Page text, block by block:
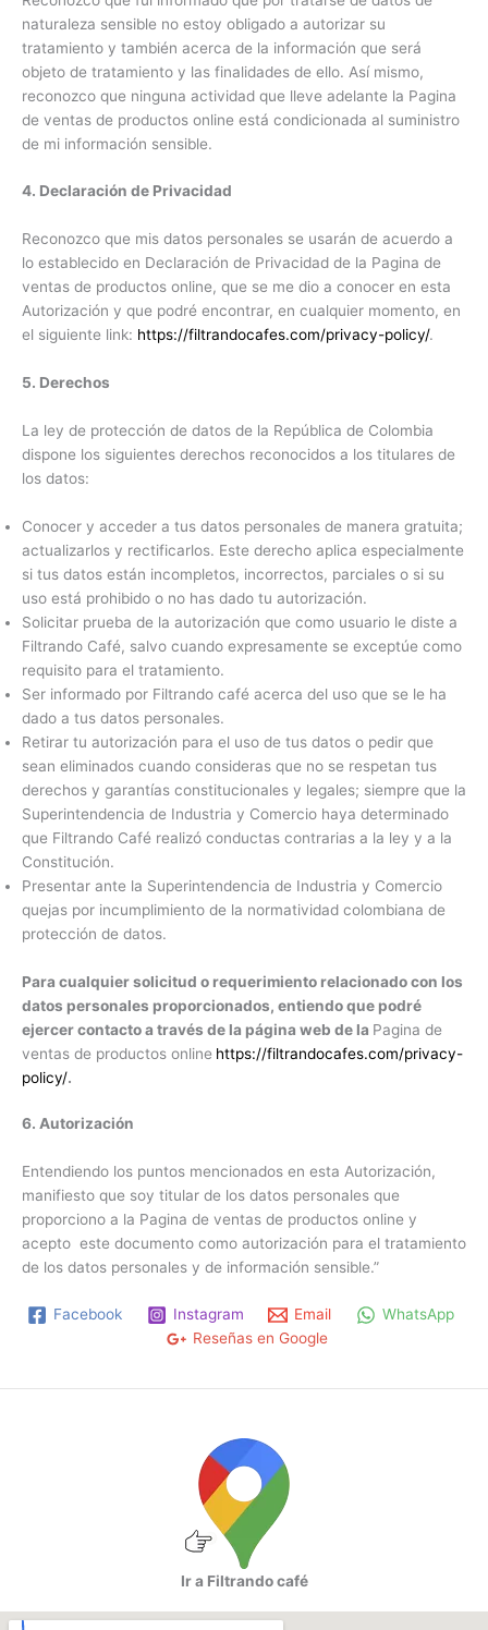
naturaleza sensible no estoy obligado a autorizar su
tratamiento y también acerca de la información que será
objeto de tratamiento y las finalidades de ello. Así mismo,
reconozco que ninguna actividad que lleve adelante la Pagina
de ventas de productos online está condicionada al suministro
de mi información sensible.
4. Declaración de Privacidad
Reconozco que mis datos personales se usarán de acuerdo a
lo establecido en Declaración de Privacidad de la Pagina de
ventas de productos online, que se me dio a conocer en esta
Autorización y que podré encontrar, en cualquier momento, en
el siguiente link: https://filtrandocafes.com/privacy-policy/.
5. Derechos
La ley de protección de datos de la República de Colombia
dispone los siguientes derechos reconocidos a los titulares de
los datos:
Conocer y acceder a tus datos personales de manera gratuita;
actualizarlos y rectificarlos. Este derecho aplica especialmente
si tus datos están incompletos, incorrectos, parciales o si su
uso está prohibido o no has dado tu autorización.
Solicitar prueba de la autorización que como usuario le diste a
Filtrando Café, salvo cuando expresamente se exceptúe como
requisito para el tratamiento.
Ser informado por Filtrando café acerca del uso que se le ha
dado a tus datos personales.
Retirar tu autorización para el uso de tus datos o pedir que
sean eliminados cuando consideras que no se respetan tus
derechos y garantías constitucionales y legales; siempre que la
Superintendencia de Industria y Comercio haya determinado
que Filtrando Café realizó conductas contrarias a la ley y a la
Constitución.
Presentar ante la Superintendencia de Industria y Comercio
quejas por incumplimiento de la normatividad colombiana de
protección de datos.
Para cualquier solicitud o requerimiento relacionado con los
datos personales proporcionados, entiendo que podré
ejercer contacto a través de la página web de la Pagina de
ventas de productos online https://filtrandocafes.com/privacy-
policy/.
6. Autorización
Entendiendo los puntos mencionados en esta Autorización,
manifiesto que soy titular de los datos personales que
proporciono a la Pagina de ventas de productos online y
acepto este documento como autorización para el tratamiento
de los datos personales y de información sensible.”
Facebook Instagram Email
WhatsApp
Reseñas en Google
Ir a Filtrando café